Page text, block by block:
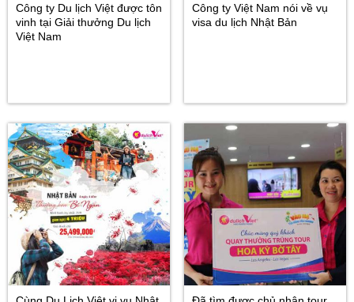
Công ty Du lịch Việt được tôn
vinh tại Giải thưởng Du lịch
Việt Nam
Công ty Việt Nam nói về vụ
visa du lịch Nhật Bản